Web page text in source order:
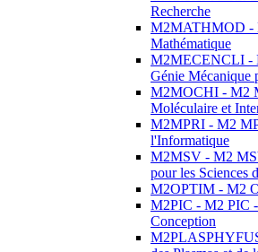
Recherche
M2MATHMOD -
Mathématique
M2MECENCLI -
Génie Mécanique
M2MOCHI - M2
Moléculaire et
M2MPRI - M2
l'Informatique
M2MSV - M2
pour les Sciences
M2OPTIM - M2
M2PIC - M2 PIC
Conception